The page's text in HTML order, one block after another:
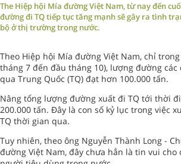
The Hiệp hội Mía đường Việt Nam, từ nay đến
đường đi TQ tiếp tục tăng mạnh sẽ gây ra tình
bộ ở thị trường trong nước.
Theo Hiệp hội Mía đường Việt Nam, chỉ
tháng 7 đến đầu tháng 10), lượng đường
qua Trung Quốc (TQ) đạt hơn 100.000 tấn.
Nâng tổng lượng đường xuất đi TQ tới thời
200.000 tấn. Đây là con số kỷ lục trong việc
TQ thời gian qua.
Tuy nhiên, theo ông Nguyễn Thành Long -
đường Việt Nam, đây chưa hẳn là tin vui cho